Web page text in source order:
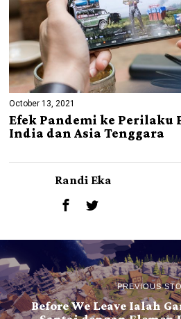
October 13, 2021
Efek Pandemi ke Perilaku
India dan Asia Tenggara
Randi Eka
PREVIOUS
Before We Leave Ialah